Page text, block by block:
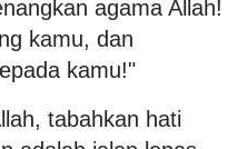
agama Allah!
kamu, dan
kamu!"
tabahkan hati